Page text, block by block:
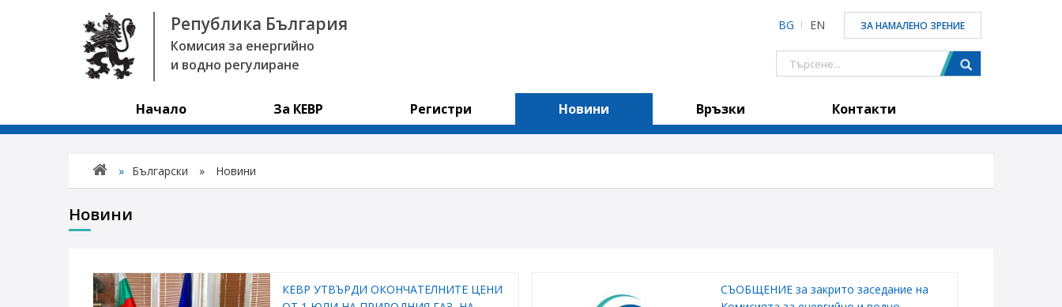
Република България
Комисия за енергийно
и водно регулиране
BG EN ЗА НАМАЛЕНО ЗРЕНИЕ
Начало За КЕВР Регистри Новини Връзки Контакти
» Български » Новини
Новини
КЕВР УТВЪРДИ ОКОНЧАТЕЛНИТЕ ЦЕНИ
СЪОБЩЕНИЕ за закрито заседание на